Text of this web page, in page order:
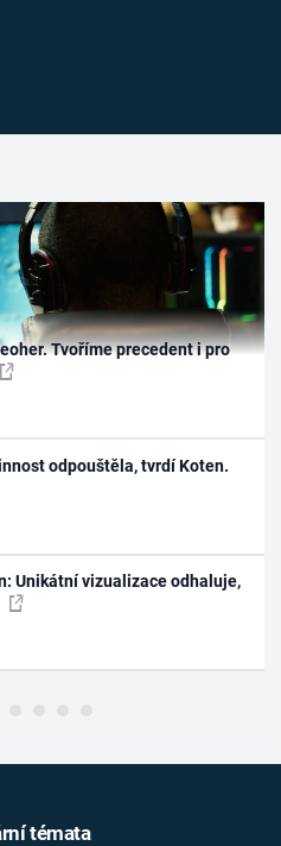
Tvoříme precedent i pro
odpouštěla, tvrdí Koten.
Unikátní vizualizace odhaluje,
témata